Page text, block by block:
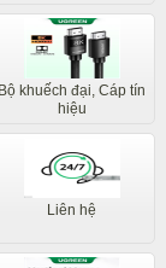
Bộ khuếch đại, Cáp tín
hiệu
Liên hệ